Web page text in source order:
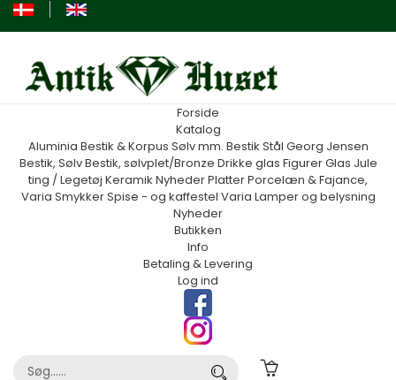
Forside
Katalog
Aluminia Bestik & Korpus Sølv mm. Bestik Stål Georg Jensen
Bestik, SølvBestik, sølvplet/Bronze Drikke glas FigurerGlas Jule
ting / Legetøj Keramik NyhederPlatterPorcelæn & Fajance,
Varia SmykkerSpise - og kaffestel Varia Lamper og belysning
Nyheder
Butikken
Info
Betaling & Levering
Log ind